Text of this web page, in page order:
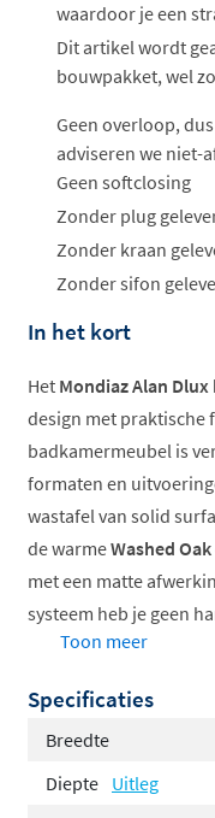
waardoor je een
Dit artikel wordt
bouwpakket, wel
Geen overloop,
adviseren we niet-
Geen softclosing
Zonder plug
Zonder kraan
Zonder sifon
In het kort
Het Mondiaz Alan
design met
badkamermeubel is
formaten en
wastafel van solid
de warmeWashed Oak
met een matte
systeem heb je geen
vormgeving strak en
Verkrijgbaar in
Cloud wastafel
Washed Oak of
Toon meer
Specificaties
Breedte
Diepte Uitleg